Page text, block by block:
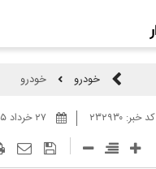
خودرو خودرو
کد خبر:۲۳۲۹۳۰ ۲۷ خرداد ۱۴۰۵ - ۱۵:۴۹